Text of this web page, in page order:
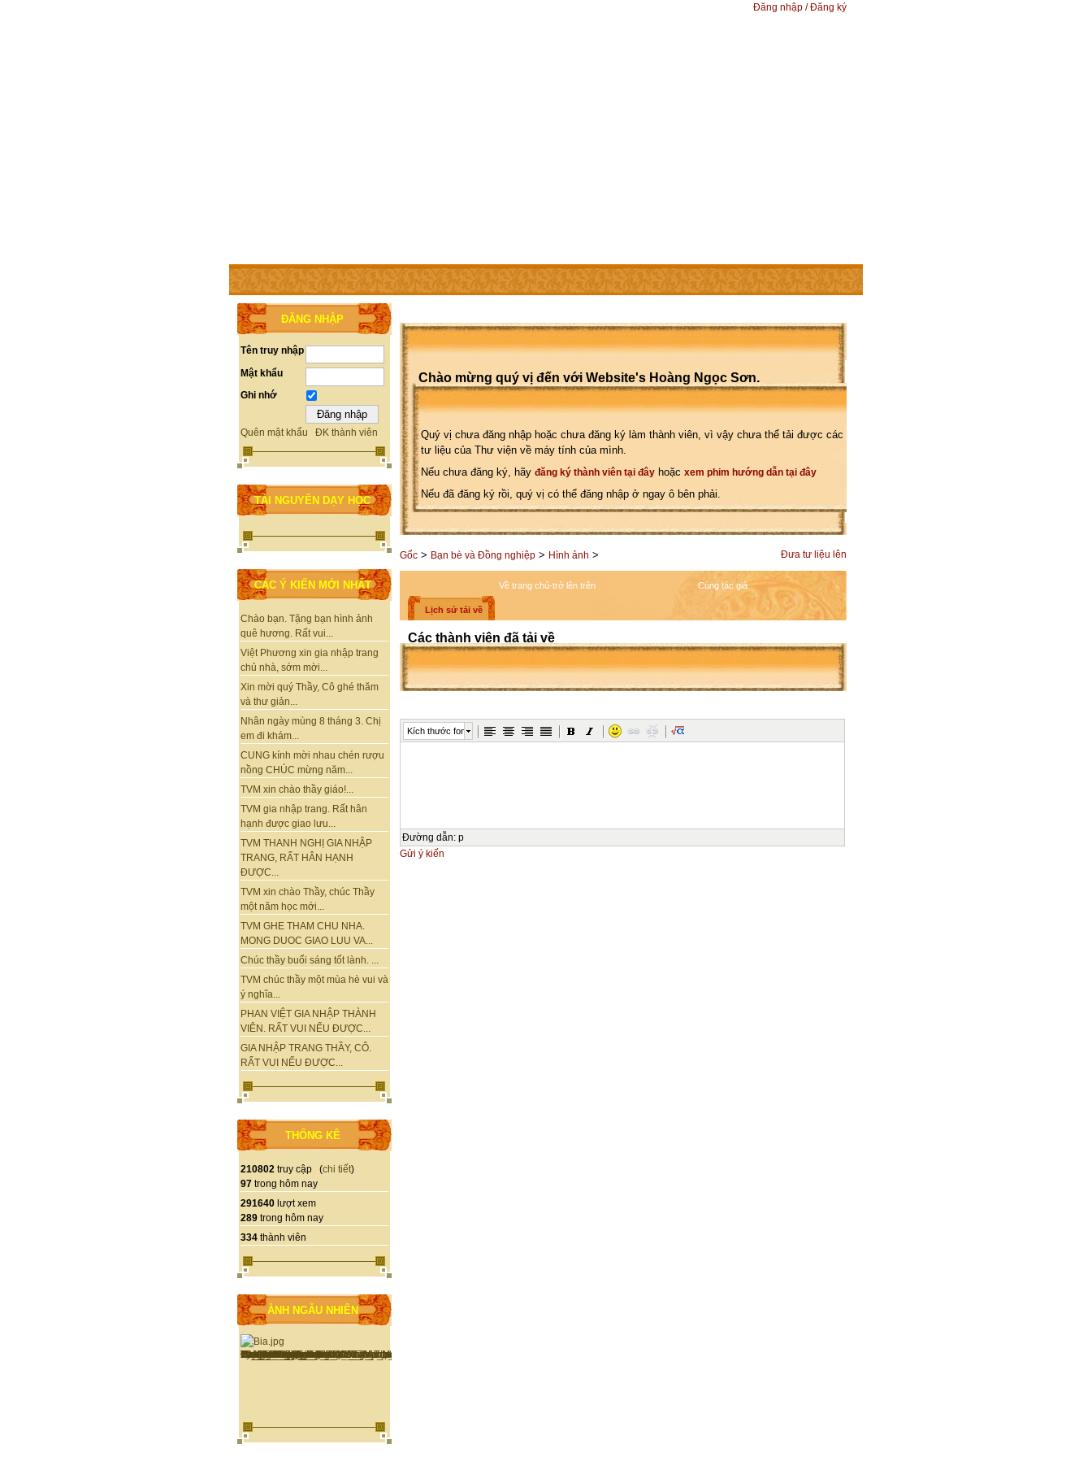
Đăng nhập / Đăng ký
TRANG CHỦ THÀNH VIÊN TRỢ GIÚP WEBSITE LIÊN KẾT
ĐĂNG NHẬP
Tên truy nhập
Mật khẩu
Ghi nhớ
Quên mật khẩu ĐK thành viên
TÀI NGUYÊN DẠY HỌC
CÁC Ý KIẾN MỚI NHẤT
Chào bạn. Tặng bạn hình ảnh
quê hương. Rất vui...
Việt Phương xin gia nhập trang
chủ nhà, sớm mời...
Xin mời quý Thầy, Cô ghé thăm
và thư giản...
Nhân ngày mùng 8 tháng 3. Chị
em đi khám...
CUNG kính mời nhau chén rượu
nồng CHÚC mừng năm...
TVM xin chào thầy giáo!...
TVM gia nhập trang. Rất hân
hạnh được giao lưu...
TVM THANH NGHỊ GIA NHẬP
TRANG, RẤT HÂN HẠNH
ĐƯỢC...
TVM xin chào Thầy, chúc Thầy
một năm học mới...
TVM GHE THAM CHU NHA.
MONG DUOC GIAO LUU VA...
Chúc thầy buổi sáng tốt lành. ...
TVM chúc thầy một mùa hè vui và
ý nghĩa...
PHAN VIỆT GIA NHẬP THÀNH
VIÊN. RẤT VUI NẾU ĐƯỢC...
GIA NHẬP TRANG THẦY, CÔ.
RẤT VUI NẾU ĐƯỢC...
THỐNG KÊ
210802 truy cập (chi tiết)
97 trong hôm nay
291640 lượt xem
289 trong hôm nay
334 thành viên
ẢNH NGẪU NHIÊN
Chào mừng quý vị đến với Website's Hoàng Ngọc Sơn.
Quý vị chưa đăng nhập hoặc chưa đăng ký làm thành viên, vì vậy chưa thể tải được các
tư liệu của Thư viện về máy tính của mình.
Nếu chưa đăng ký, hãy đăng ký thành viên tại đây hoặc xem phim hướng dẫn tại đây
Nếu đã đăng ký rồi, quý vị có thể đăng nhập ở ngay ô bên phải.
Đưa tư liệu lên
Gốc > Bạn bè và Đồng nghiệp > Hình ảnh >
Về trang chủ-trở lên trên Cùng tác giả
Lịch sử tải về
Các thành viên đã tải về
Kích thước font
Đường dẫn: p
Gửi ý kiến